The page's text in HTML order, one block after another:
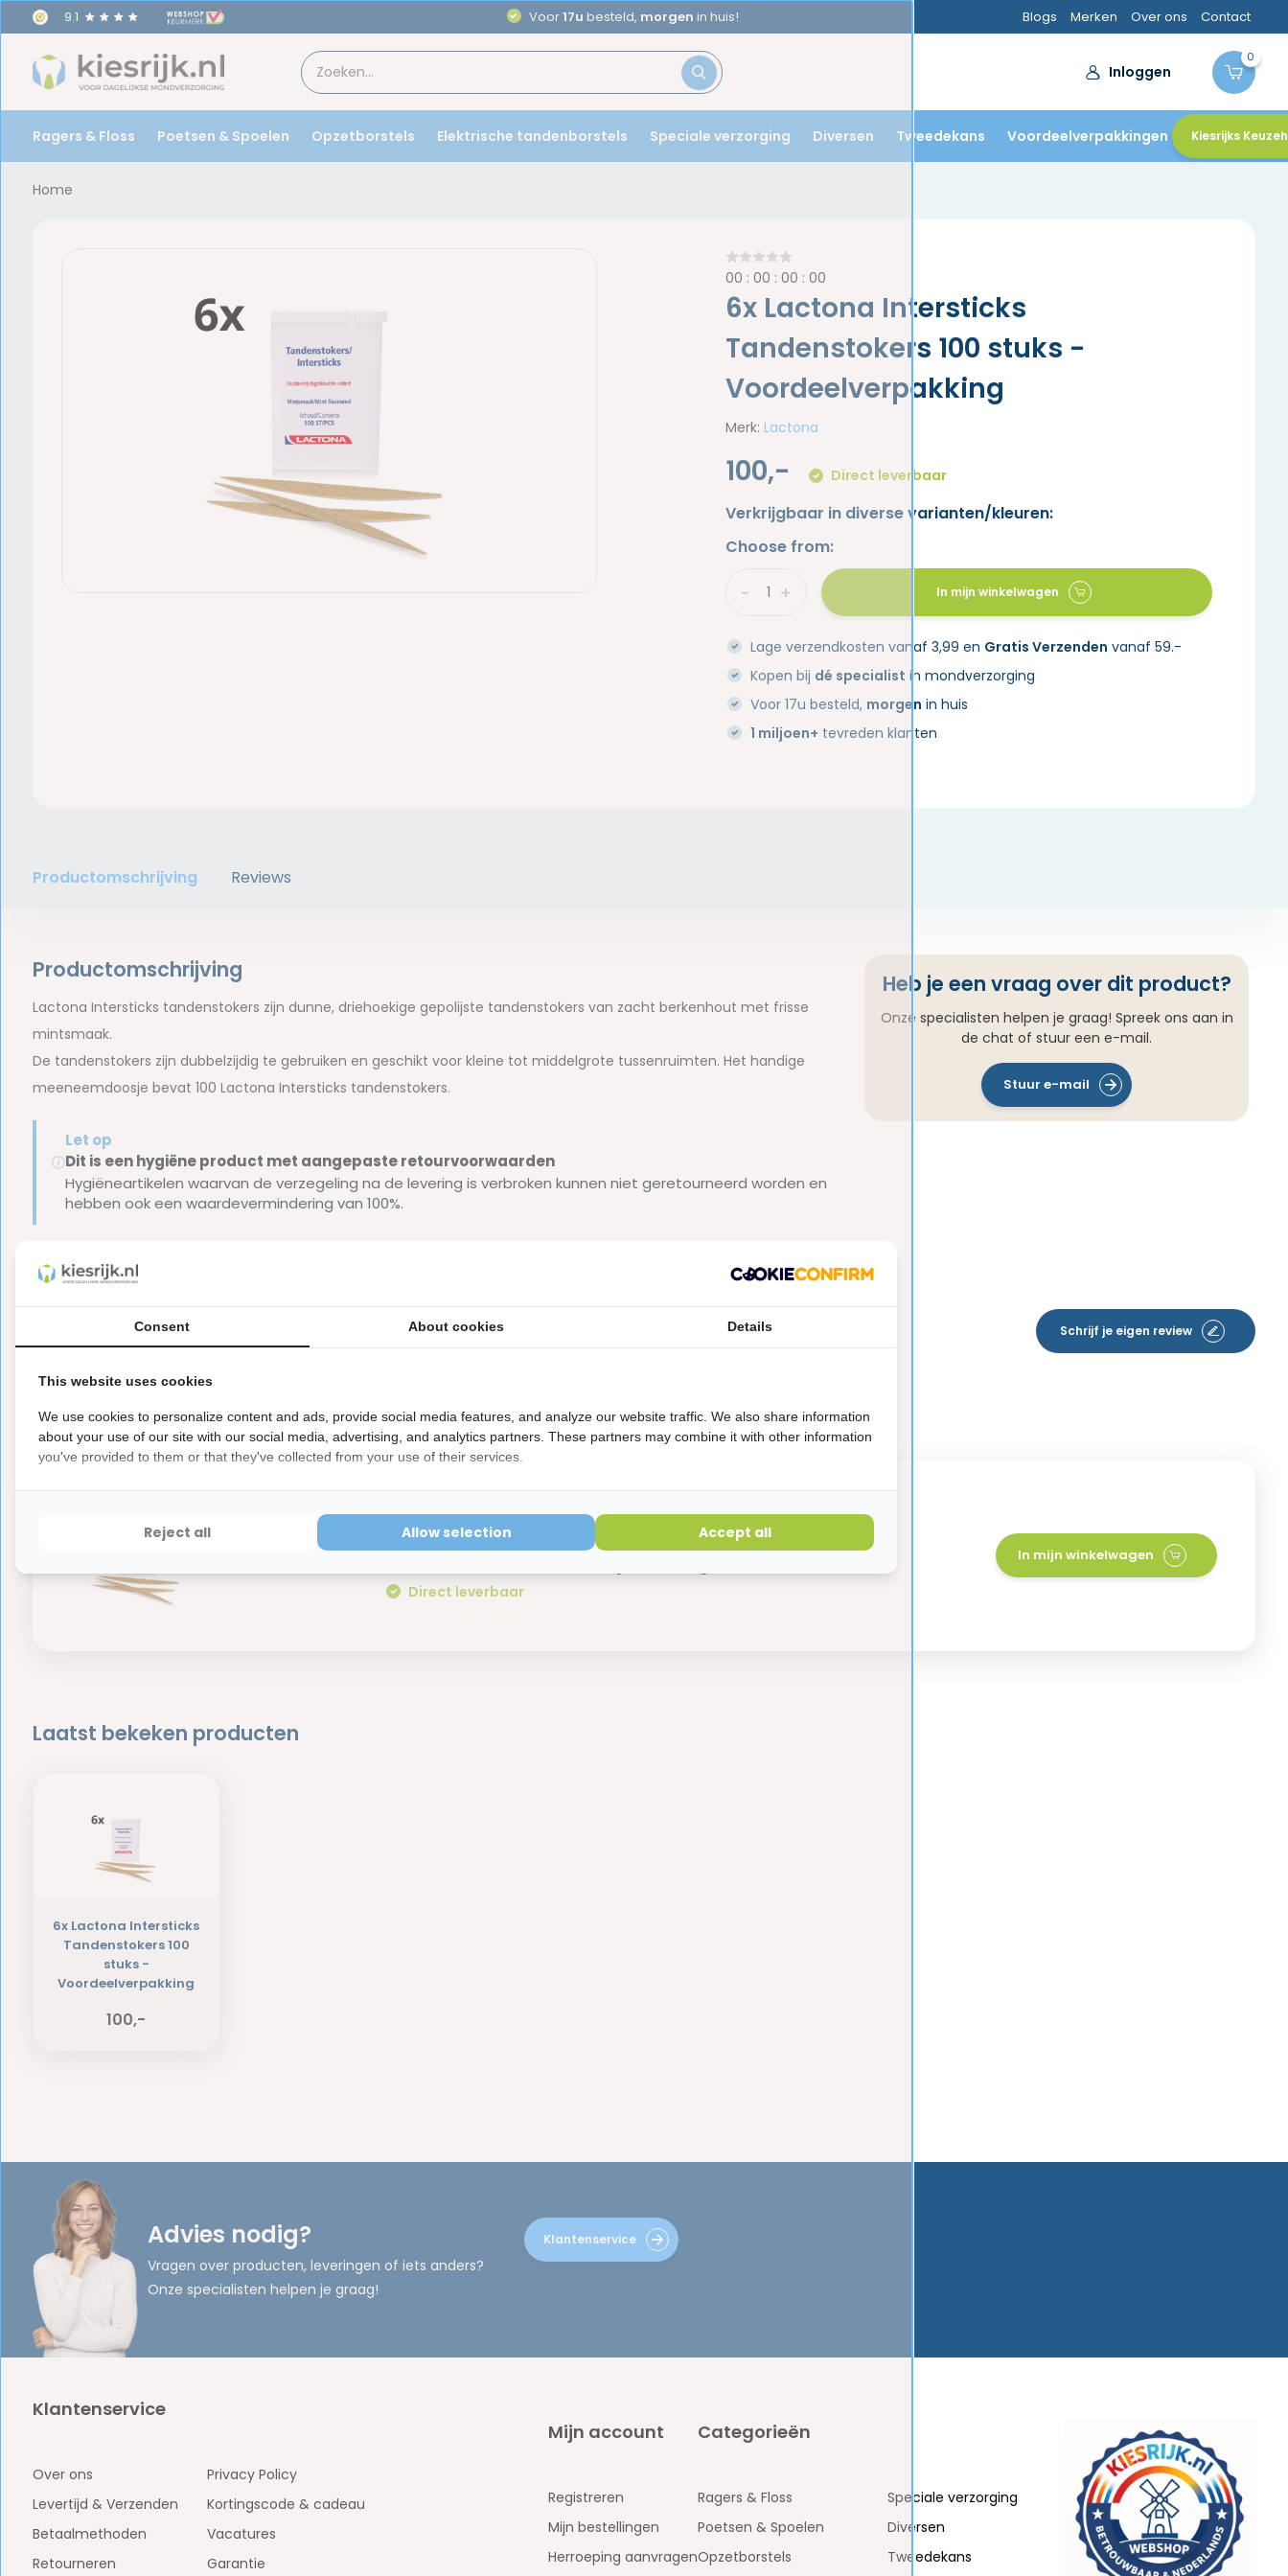
9.1 Voor17u besteld, morgen in huis! Blogs Merken Over ons Contact
Inloggen
0
Ragers & Floss Poetsen & Spoelen Opzetborstels Elektrische tandenborstels Speciale verzorging Diversen Tweedekans Voordeelverpakkingen Kiesrijks
Home
00 :00 :00 :00
6x Lactona Intersticks
Tandenstokers 100 stuks -
Voordeelverpakking
Merk: Lactona
100,- Direct leverbaar
Verkrijgbaar in diverse varianten/kleuren:
Choose from:
+
- In mijn winkelwagen
Lage verzendkosten vanaf 3,99 en Gratis Verzenden vanaf 59.-
Kopen bij dé specialist in mondverzorging
Voor 17u besteld, morgen in huis
1 miljoen+ tevreden klanten
Productomschrijving Reviews
Productomschrijving
Lactona Intersticks tandenstokers zijn dunne, driehoekige gepolijste tandenstokers van zacht berkenhout met frisse
mintsmaak.
De tandenstokers zijn dubbelzijdig te gebruiken en geschikt voor kleine tot middelgrote tussenruimten. Het handige
meeneemdoosje bevat 100 Lactona Intersticks tandenstokers.
ⓘ
Let op
Dit is een hygiëne product met aangepaste retourvoorwaarden
Hygiëneartikelen waarvan de verzegeling na de levering is verbroken kunnen niet geretourneerd worden en
hebben ook een waardevermindering van 100%.
Heb je een vraag over dit product?
Onze specialisten helpen je graag! Spreek ons aan in
de chat of stuur een e-mail.
Stuur e-mail
Reviews
0from5 Based on 0 reviews
Schrijf je eigen review
Er zijn nog geen reviews geschreven over dit product..
100,-
6x Lactona Intersticks Tandenstokers 100
stuks - Voordeelverpakking
Direct leverbaar
In mijn winkelwagen
Laatst bekeken producten
6x Lactona Intersticks
Tandenstokers 100
stuks -
Voordeelverpakking
100,-
Advies nodig?
Vragen over producten, leveringen of iets anders?
Onze specialisten helpen je graag!
Klantenservice
Klantenservice
Over ons
Levertijd & Verzenden
Betaalmethoden
Retourneren
Privacy Policy
Kortingscode & cadeau
Vacatures
Garantie
Mijn account
Registreren
Mijn bestellingen
Herroeping aanvragen
Categorieën
Ragers & Floss
Poetsen & Spoelen
Opzetborstels
Speciale verzorging
Diversen
Tweedekans
Consent About cookies Details
This website uses cookies
We use cookies to personalize content and ads, provide social media features, and analyze our website traffic. We also share information
about your use of our site with our social media, advertising, and analytics partners. These partners may combine it with other information
you've provided to them or that they've collected from your use of their services.
Reject all Allow selection Accept all